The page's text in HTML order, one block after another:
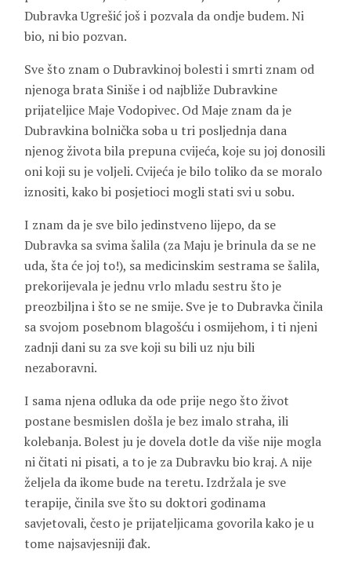
Dubravka Ugrešić još i pozvala da ondje budem. Ni
bio, ni bio pozvan.
Sve što znam o Dubravkinoj bolesti i smrti znam od
njenoga brata Siniše i od najbliže Dubravkine
prijateljice Maje Vodopivec. Od Maje znam da je
Dubravkina bolnička soba u tri posljednja dana
njenog života bila prepuna cvijeća, koje su joj donosili
oni koji su je voljeli. Cvijeća je bilo toliko da se moralo
iznositi, kako bi posjetioci mogli stati svi u sobu.
I znam da je sve bilo jedinstveno lijepo, da se
Dubravka sa svima šalila (za Maju je brinula da se ne
uda, šta će joj to!), sa medicinskim sestrama se šalila,
prekorijevala je jednu vrlo mladu sestru što je
preozbiljna i što se ne smije. Sve je to Dubravka činila
sa svojom posebnom blagošću i osmijehom, i ti njeni
zadnji dani su za sve koji su bili uz nju bili
nezaboravni.
I sama njena odluka da ode prije nego što život
postane besmislen došla je bez imalo straha, ili
kolebanja. Bolest ju je dovela dotle da više nije mogla
ni čitati ni pisati, a to je za Dubravku bio kraj. A nije
željela da ikome bude na teretu. Izdržala je sve
terapije, činila sve što su doktori godinama
savjetovali, često je prijateljicama govorila kako je u
tome najsavjesniji đak.